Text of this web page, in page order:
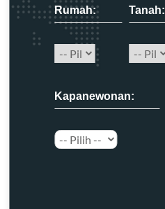
Rumah:
Tanah:
Kapanewonan: